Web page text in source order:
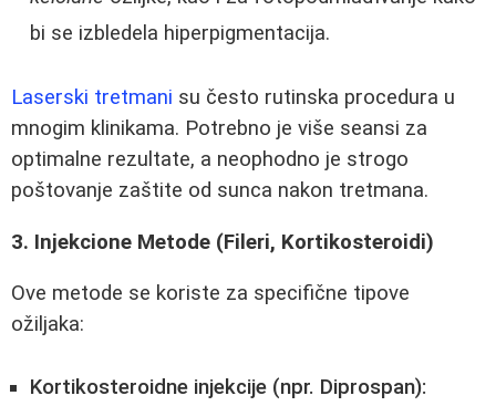
bi se izbledela hiperpigmentacija.
Laserski tretmani su često rutinska procedura u
mnogim klinikama. Potrebno je više seansi za
optimalne rezultate, a neophodno je strogo
poštovanje zaštite od sunca nakon tretmana.
3. Injekcione Metode (Fileri, Kortikosteroidi)
Ove metode se koriste za specifične tipove
ožiljaka:
Kortikosteroidne injekcije (npr. Diprospan):